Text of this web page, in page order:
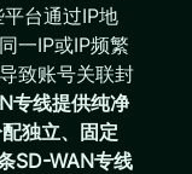
台通过IP地
一IP或IP频繁
致账号关联封
专线提供纯净
独立、固定
SD-WAN专线